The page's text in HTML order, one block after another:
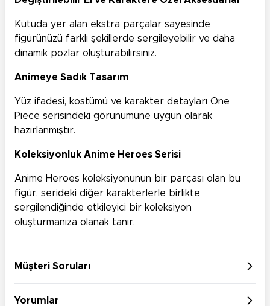
Kutuda yer alan ekstra parçalar sayesinde
figürünüzü farklı şekillerde sergileyebilir ve daha
dinamik pozlar oluşturabilirsiniz.
Animeye Sadık Tasarım
Yüz ifadesi, kostümü ve karakter detayları One
Piece serisindeki görünümüne uygun olarak
hazırlanmıştır.
Koleksiyonluk Anime Heroes Serisi
Anime Heroes koleksiyonunun bir parçası olan bu
figür, serideki diğer karakterlerle birlikte
sergilendiğinde etkileyici bir koleksiyon
oluşturmanıza olanak tanır.
Müşteri Soruları
Yorumlar